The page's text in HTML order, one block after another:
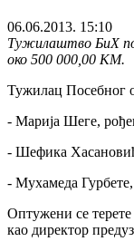
06.06.2013. 15:10
Тужилаштво БиХ
око 500 000,00 КМ.
Тужилац Посебног
- Марија Шеге,
- Шефика
- Мухамеда
Оптужени се
као директор